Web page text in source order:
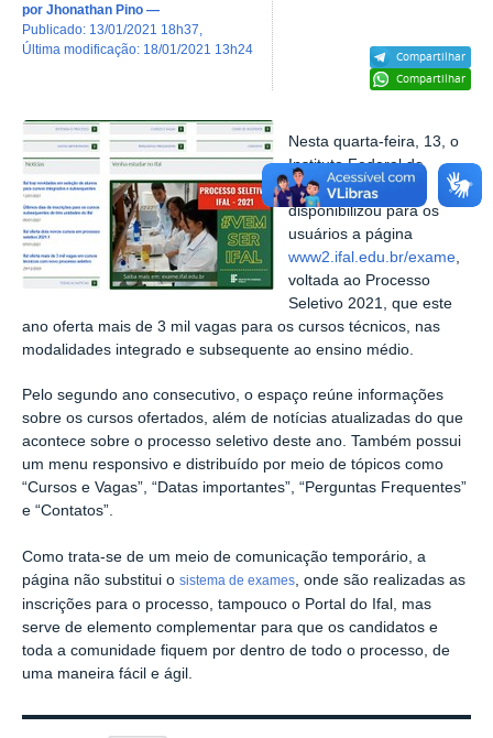
Compartilhar
Compartilhar
por Jhonathan Pino —
publicado: 13/01/2021 18h37
última modificação: 18/01/2021 13h24
Nesta quarta-feira, 13, o
Instituto Federal de
Alagoas (Ifal)
disponibilizou para os
usuários a página
www2.ifal.edu.br/exame
voltada ao Processo
Seletivo 2021, que este
ano oferta mais de 3 mil vagas para os cursos técnicos, nas
modalidades integrado e subsequente ao ensino médio.
Pelo segundo ano consecutivo, o espaço reúne informações
sobre os cursos ofertados, além de notícias atualizadas do que
acontece sobre o processo seletivo deste ano. Também possui
um menu responsivo e distribuído por meio de tópicos como
“Cursos e Vagas”, “Datas importantes”, “Perguntas Frequentes”
e “Contatos”.
Como trata-se de um meio de comunicação temporário, a
página não substitui o sistema de exames , onde são realizadas as
inscrições para o processo, tampouco o Portal do Ifal, mas
serve de elemento complementar para que os candidatos e
toda a comunidade fiquem por dentro de todo o processo, de
uma maneira fácil e ágil.